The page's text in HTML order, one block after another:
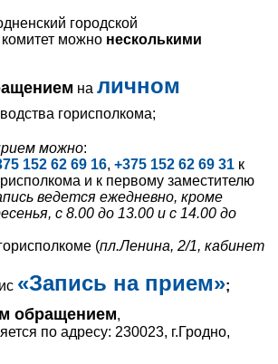
городской
можно несколькими
на личном
горисполкома;
можно:
152 62 69 16, +375 152 62 69 31 к
и к первому заместителю
ведется ежедневно, кроме
с 8.00 до 13.00 и с 14.00 до
(пл.Ленина, 2/1, кабинет
«Запись на прием»;
обращением,
по адресу: 230023, г.Гродно,